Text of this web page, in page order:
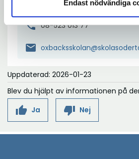
Endast nödvändiga
151 73 Södertälje
phone 08-523 013 77
mail
Uppdaterad: 2026-01-23
Blev du hjälpt av informationen på
thumb_up Ja thumb_down Nej